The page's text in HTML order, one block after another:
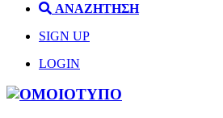
ΑΝΑΖΗΤΗΣΗ
SIGN UP
LOGIN